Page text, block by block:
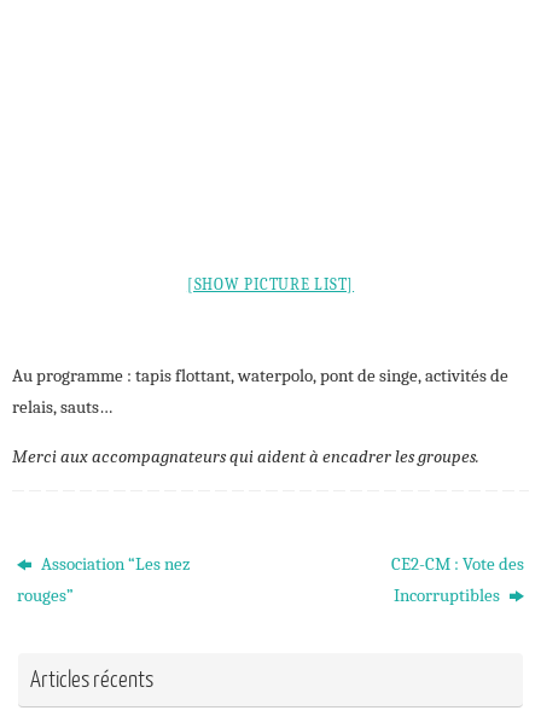
[SHOW PICTURE LIST]
Au programme : tapis flottant, waterpolo, pont de singe, activités de
relais, sauts…
Merci aux accompagnateurs qui aident à encadrer les groupes.
Association “Les nez
rouges”
CE2-CM : Vote des
Incorruptibles
Articles récents